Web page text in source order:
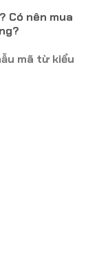
Có nên mua
mã từ kiểu